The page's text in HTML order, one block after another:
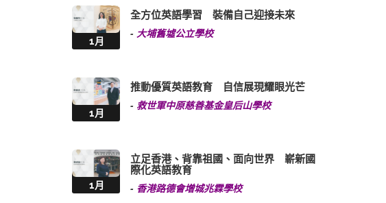
1月
全方位英語學習 裝備自己迎接未來
-大埔舊墟公立學校
1月
推動優質英語教育 自信展現耀眼光芒
- 救世軍中原慈善基金皇后山學校
1月
立足香港、背靠祖國、面向世界 嶄新國
際化英語教育
- 香港路德會增城兆霖學校